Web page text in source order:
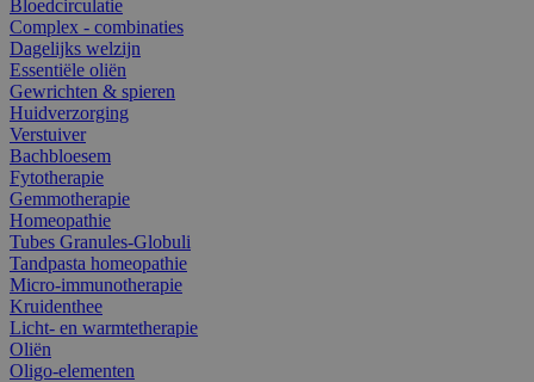
Bloedcirculatie
Complex - combinaties
Dagelijks welzijn
Essentiële oliën
Gewrichten & spieren
Huidverzorging
Verstuiver
Bachbloesem
Fytotherapie
Gemmotherapie
Homeopathie
Tubes Granules-Globuli
Tandpasta homeopathie
Micro-immunotherapie
Kruidenthee
Licht- en warmtetherapie
Oliën
Oligo-elementen